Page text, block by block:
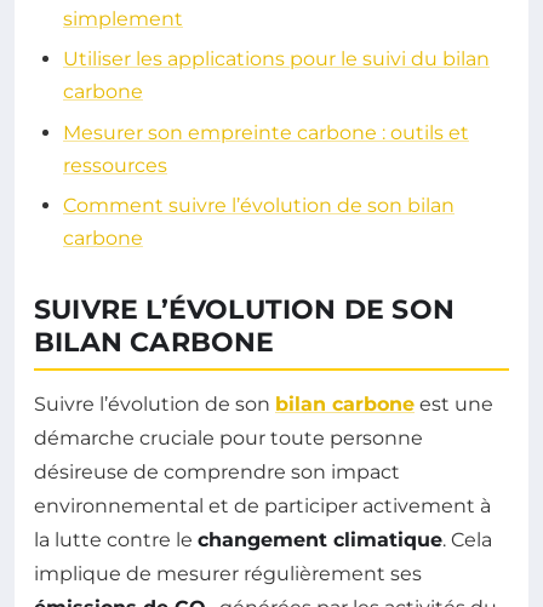
simplement
Utiliser les applications pour le suivi du bilan
carbone
Mesurer son empreinte carbone : outils et
ressources
Comment suivre l’évolution de son bilan
carbone
SUIVRE L’ÉVOLUTION DE SON
BILAN CARBONE
Suivre l’évolution de son bilan carbone est une
démarche cruciale pour toute personne
désireuse de comprendre son impact
environnemental et de participer activement à
la lutte contre le changement climatique. Cela
implique de mesurer régulièrement ses